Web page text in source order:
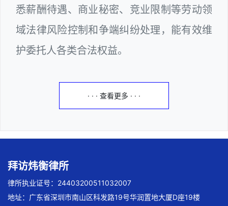
悉薪酬待遇、商业秘密、竞业限制等劳动领
域法律风险控制和争端纠纷处理，能有效维
护委托人各类合法权益。
· · · 查看更多 · · ·
拜访炜衡律所
律所执业证号：24403200511032007
地址：广东省深圳市南山区科发路19号华润置地大厦D座19楼